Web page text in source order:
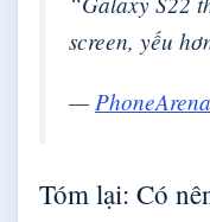
screen, yếu
— PhoneArena
Tóm lại: Có